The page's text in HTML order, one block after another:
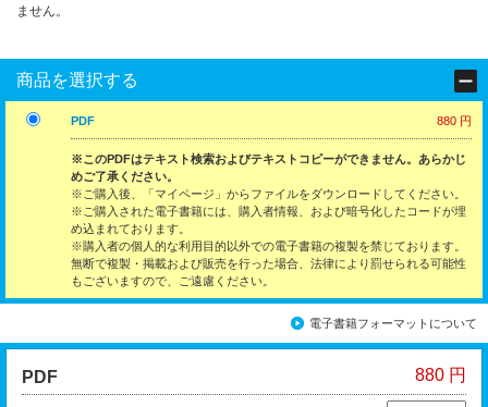
ません。
商品を選択する
PDF 880 円
※このPDFはテキスト検索およびテキストコピーができません。あらかじ
めご了承ください。
※ご購入後、「マイページ」からファイルをダウンロードしてください。
※ご購入された電子書籍には、購入者情報、および暗号化したコードが埋
め込まれております。
※購入者の個人的な利用目的以外での電子書籍の複製を禁じております。
無断で複製・掲載および販売を行った場合、法律により罰せられる可能性
もございますので、ご遠慮ください。
電子書籍フォーマットについて
PDF 880 円